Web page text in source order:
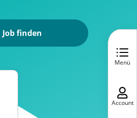
Job finden
Menü
Account